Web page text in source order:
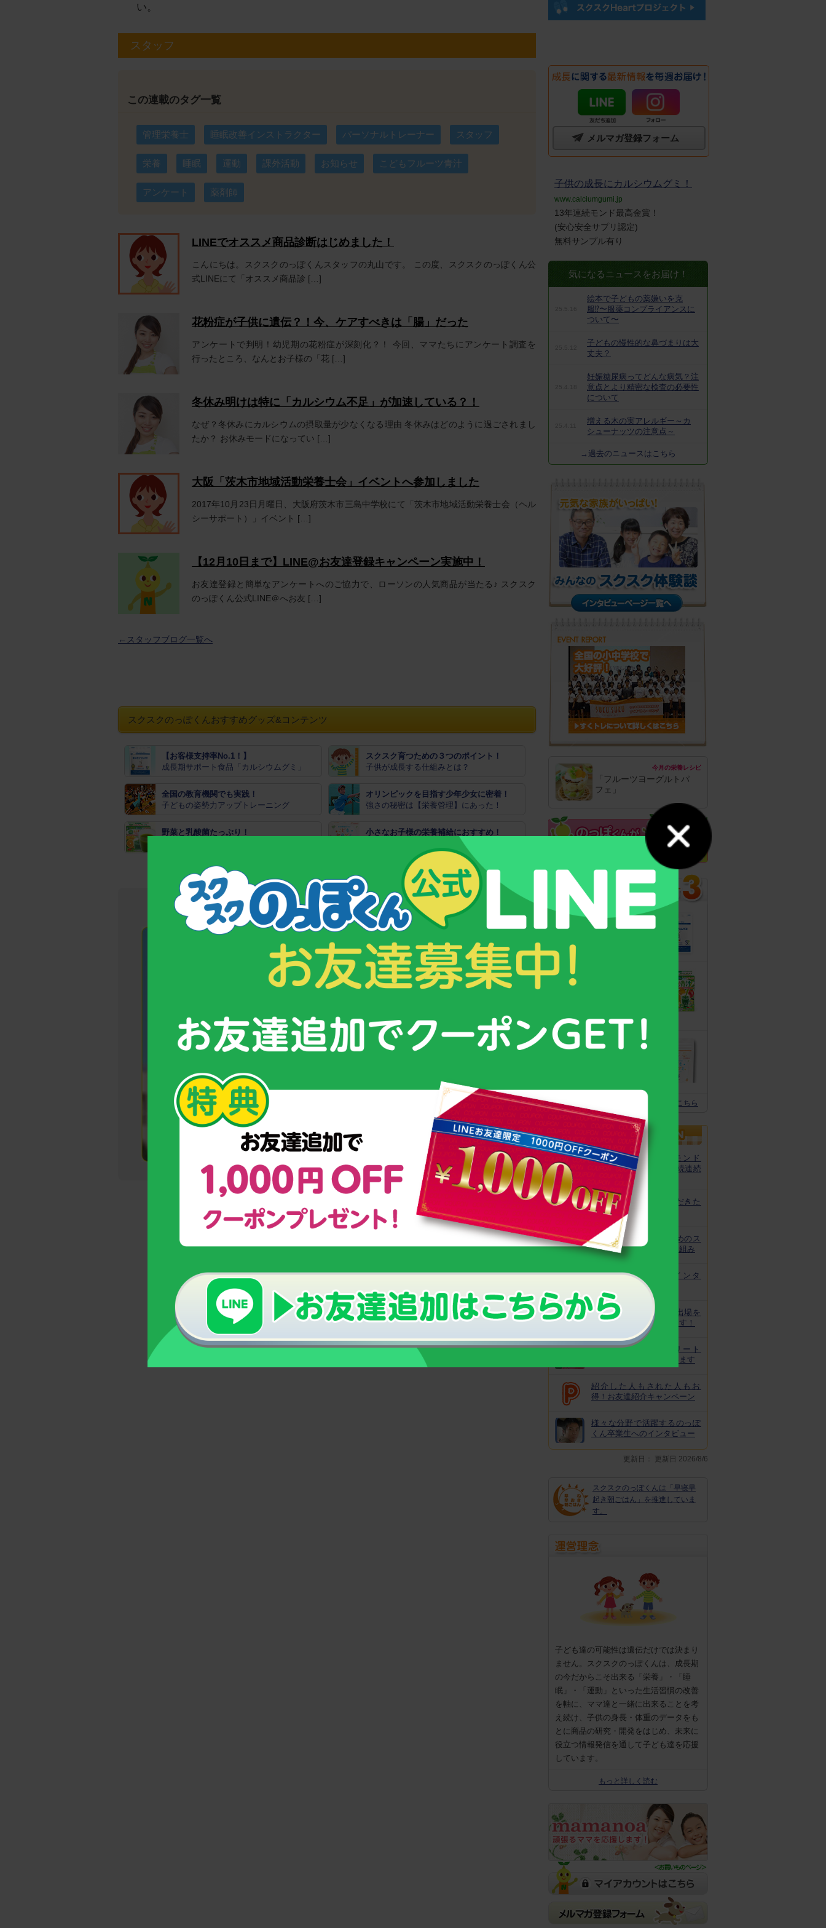
い。
スタッフ
この連載のタグ一覧
管理栄養士 睡眠改善インストラクター パーソナルトレーナー スタッフ
栄養 睡眠 運動 課外活動 お知らせ こどもフルーツ青汁
アンケート 薬剤師
LINEでオススメ商品診断はじめました！
こんにちは。スクスクのっぽくんスタッフの丸山です。 この度、スクスクのっぽくん公
式LINEにて「オススメ商品診 […]
花粉症が子供に遺伝？！今、ケアすべきは「腸」だった
アンケートで判明！幼児期の花粉症が深刻化？！ 今回、ママたちにアンケート調査を
行ったところ、なんとお子様の「花 […]
冬休み明けは特に「カルシウム不足」が加速している？！
なぜ？冬休みにカルシウムの摂取量が少なくなる理由 冬休みはどのように過ごされまし
たか？ お休みモードになってい […]
大阪「茨木市地域活動栄養士会」イベントへ参加しました
2017年10月23日月曜日、大阪府茨木市三島中学校にて「茨木市地域活動栄養士会（ヘル
シーサポート）」イベント […]
【12月10日まで】LINE@お友達登録キャンペーン実施中！
お友達登録と簡単なアンケートへのご協力で、ローソンの人気商品が当たる♪ スクスク
のっぽくん公式LINE＠へお友 […]
←スタッフブログ一覧へ
スクスクのっぽくんおすすめグッズ&コンテンツ
【お客様支持率No.1！】
成長期サポート食品「カルシウムグミ」
スクスク育つための３つのポイント！
子供が成長する仕組みとは？
全国の教育機関でも実践！
子どもの姿勢力アップトレーニング
オリンピックを目指す少年少女に密着！
強さの秘密は【栄養管理】にあった！
野菜と乳酸菌たっぷり！
小さなお子様の栄養補給におすすめ！
幼児期からの「こども食育グミ」
のっぽくんの成長サポートグッズについて
→今しかない「成長期」の栄養補給にオススメ！
メルマガ登録フォーム
子供の成長にカルシウムグミ！
www.calciumgumi.jp
13年連続モンド最高金賞！
(安心安全サプリ認定)
無料サンプル有り
気になるニュースをお届け！
絵本で子どもの薬嫌いを克
服⁉︎〜服薬コンプライアンスに
ついて〜
子どもの慢性的な鼻づまりは大
丈夫？
妊娠糖尿病ってどんな病気？注
意点とより精密な検査の必要性
について
増える木の実アレルギー～カ
シューナッツの注意点～
→過去のニュースはこちら
今月の栄養レシピ
「フルーツヨーグルトパ
フェ」
カルシウムグミ
13年連続モンド
守る力を高める
こども食育グミ
スクスクのっぽくん推奨全グッズはこちら
カルシウムグミが、モンド
「最高金賞」を13年連続連続
非常時にお役立ていただきた
いトレーニング
皆様の安心と安全のためのス
クスクのっぽくんの取り組み
なでしこ宮間選手にインタ
ジュニアオリンピック出場を
目指してがんばっています！
世界で活躍するアスリート
キッズをサポートしています
紹介した人もされた人もお
得！お友達紹介キャンペーン
様々な分野で活躍するのっぽ
くん卒業生へのインタビュー
更新日： 更新日 2026/8/6
スクスクのっぽくんは「早寝早
起き朝ごはん」を推進していま
す。
子ども達の可能性は遺伝だけでは決まり
ません。スクスクのっぽくんは、成長期
の今だからこそ出来る「栄養」・「睡
眠」・「運動」といった生活習慣の改善
を軸に、ママ達と一緒に出来ることを考
え続け、子供の身長・体重のデータをも
とに商品の研究・開発をはじめ、未来に
役立つ情報発信を通して子ども達を応援
しています。
もっと詳しく読む